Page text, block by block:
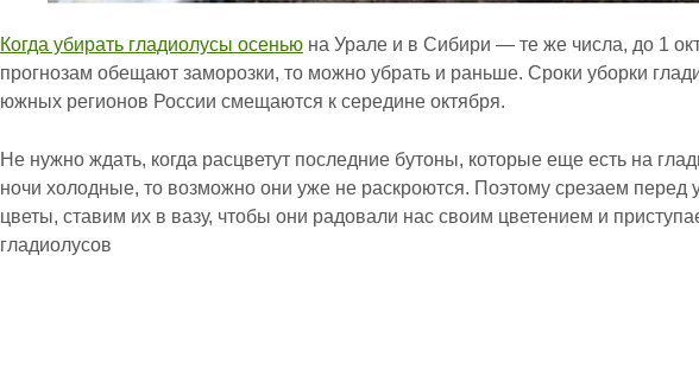
Когда убирать гладиолусы осенью на Урале и в Сибири — те же числа, до 1
прогнозам обещают заморозки, то можно убрать и раньше. Сроки уборки
южных регионов России смещаются к середине октября.
Не нужно ждать, когда расцветут последние бутоны, которые еще есть на
ночи холодные, то возможно они уже не раскроются. Поэтому срезаем перед
цветы, ставим их в вазу, чтобы они радовали нас своим цветением и
гладиолусов